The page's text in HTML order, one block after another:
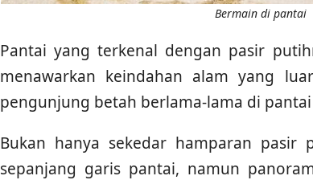
Bermain di pantai
Pantai yang terkenal dengan pasir
menawarkan keindahan alam yang
pengunjung betah berlama-lama di
Bukan hanya sekedar hamparan pasir
sepanjang garis pantai, namun